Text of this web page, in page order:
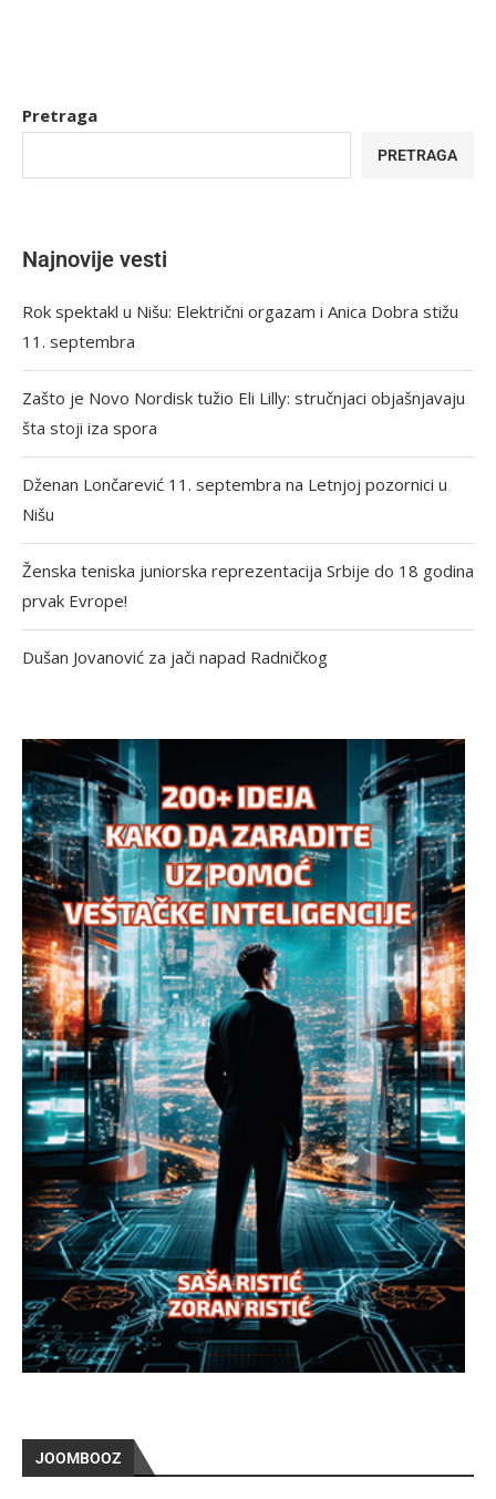
Pretraga
PRETRAGA
Najnovije vesti
Rok spektakl u Nišu: Električni orgazam i Anica Dobra stižu
11. septembra
Zašto je Novo Nordisk tužio Eli Lilly: stručnjaci objašnjavaju
šta stoji iza spora
Dženan Lončarević 11. septembra na Letnjoj pozornici u
Nišu
Ženska teniska juniorska reprezentacija Srbije do 18 godina
prvak Evrope!
Dušan Jovanović za jači napad Radničkog
JOOMBOOZ